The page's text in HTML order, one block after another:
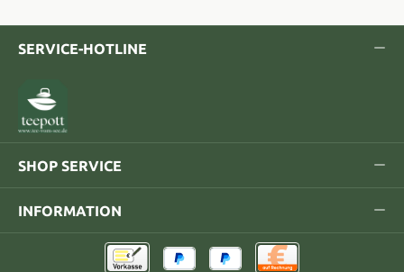
SERVICE-HOTLINE
SHOP SERVICE
INFORMATION